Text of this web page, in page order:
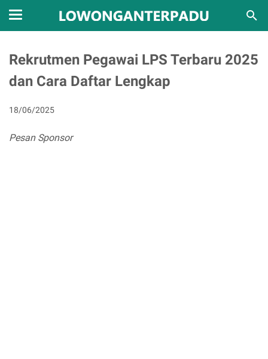
Rekrutmen Pegawai LPS Terbaru 2025
dan Cara Daftar Lengkap
18/06/2025
Pesan Sponsor